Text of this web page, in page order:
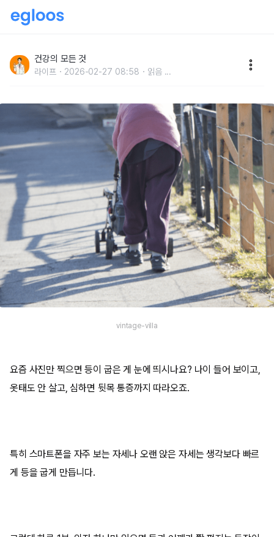
이 쫙 펴집니다
건강의 모든 것
라이프 2026-02-27 08:58 읽음 ...
vintage-villa
요즘 사진만 찍으면 등이 굽은 게 눈에 띄시나요? 나이 들어 보이고,
옷태도 안 살고, 심하면 뒷목 통증까지 따라오죠.
특히 스마트폰을 자주 보는 자세나 오랜 앉은 자세는 생각보다 빠르
게 등을 굽게 만듭니다.